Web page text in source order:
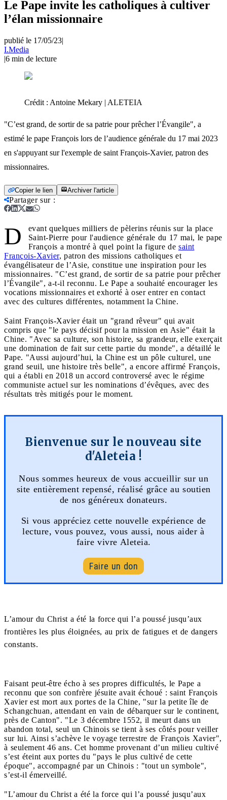
Le Pape invite les catholiques à cultiver
l’élan missionnaire
publié le 17/05/23|
I.Media
|6 min de lecture
Crédit : Antoine Mekary | ALETEIA
"C’est grand, de sortir de sa patrie pour prêcher l’Évangile", a
estimé le pape François lors de l’audience générale du 17 mai 2023
en s'appuyant sur l'exemple de saint François-Xavier, patron des
missionnaires.
Copier le lien Archiver l'article
Partager sur:
D
evant quelques milliers de pèlerins réunis sur la place
Saint-Pierre pour l'audience générale du 17 mai, le pape
François a montré à quel point la figure de saint
François-Xavier, patron des missions catholiques et
évangélisateur de l’Asie, constitue une inspiration pour les
missionnaires. "C’est grand, de sortir de sa patrie pour prêcher
l’Évangile", a-t-il reconnu. Le Pape a souhaité encourager les
vocations missionnaires et exhorté à oser entrer en contact
avec des cultures différentes, notamment la Chine.
Saint François-Xavier était un "grand rêveur" qui avait
compris que "le pays décisif pour la mission en Asie" était la
Chine. "Avec sa culture, son histoire, sa grandeur, elle exerçait
une domination de fait sur cette partie du monde", a détaillé le
Pape. "Aussi aujourd’hui, la Chine est un pôle culturel, une
grand seuil, une histoire très belle", a encore affirmé François,
qui a établi en 2018 un accord controversé avec le régime
communiste actuel sur les nominations d’évêques, avec des
résultats très mitigés pour le moment.
Bienvenue sur le nouveau site
d'Aleteia !
Nous sommes heureux de vous accueillir sur un
site entièrement repensé, réalisé grâce au soutien
de nos généreux donateurs.
Si vous appréciez cette nouvelle expérience de
lecture, vous pouvez, vous aussi, nous aider à
faire vivre Aleteia.
Faire un don
L’amour du Christ a été la force qui l’a poussé jusqu’aux
frontières les plus éloignées, au prix de fatigues et de dangers
constants.
Faisant peut-être écho à ses propres difficultés, le Pape a
reconnu que son confrère jésuite avait échoué : saint François
Xavier est mort aux portes de la Chine, "sur la petite île de
Schangchuan, attendant en vain de débarquer sur le continent,
près de Canton". "Le 3 décembre 1552, il meurt dans un
abandon total, seul un Chinois se tient à ses côtés pour veiller
sur lui. Ainsi s’achève le voyage terrestre de François Xavier",
à seulement 46 ans. Cet homme provenant d’un milieu cultivé
s’est éteint aux portes du "pays le plus cultivé de cette
époque", accompagné par un Chinois : "tout un symbole",
s’est-il émerveillé.
"L’amour du Christ a été la force qui l’a poussé jusqu’aux